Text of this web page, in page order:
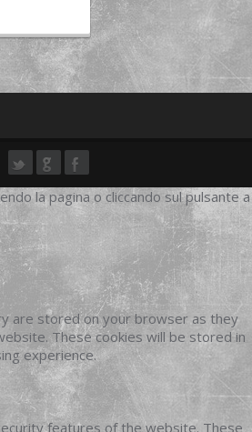
la pagina o cliccando sul pulsante a
are stored on your browser as they
These cookies will be stored in
experience.
features of the website. These